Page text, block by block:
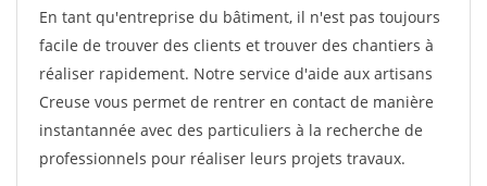
En tant qu'entreprise du bâtiment, il n'est pas toujours
facile de trouver des clients et trouver des chantiers à
réaliser rapidement. Notre service d'aide aux artisans
Creuse vous permet de rentrer en contact de manière
instantannée avec des particuliers à la recherche de
professionnels pour réaliser leurs projets travaux.